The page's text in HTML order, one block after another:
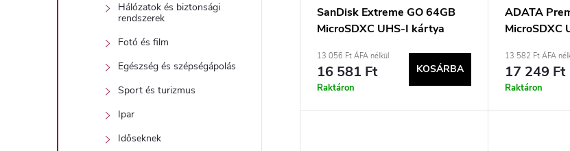
Hálózatok és biztonsági
rendszerek
Fotó és film
Egészség és szépségápolás
Sport és turizmus
Ipar
Időseknek
SanDisk Extreme GO 64GB
MicroSDXC UHS-I kártya
13 056 Ft ÁFA nélkül
16 581 Ft
Raktáron
KOSÁRBA
ADATA
MicroSDXC
13 582 Ft ÁFA
17 249 Ft
Raktáron